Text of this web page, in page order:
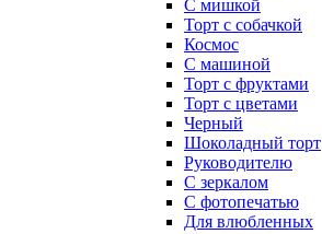
С мишкой
Торт с собачкой
Космос
С машиной
Торт с фруктами
Торт с цветами
Черный
Шоколадный торт
Руководителю
С зеркалом
С фотопечатью
Для влюбленных